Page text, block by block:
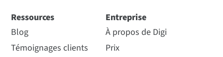
Ressources
Blog
Témoignages clients
Entreprise
À propos de Digi
Prix